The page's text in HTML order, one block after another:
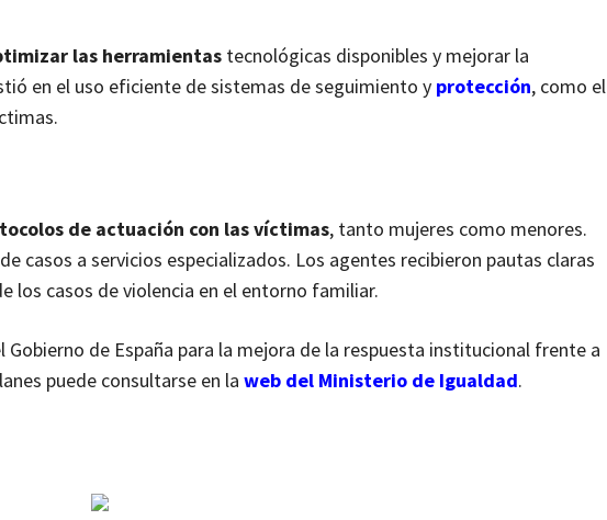
las herramientas tecnológicas disponibles y mejorar la
en el uso eficiente de sistemas de seguimiento y protección, como el
de actuación con las víctimas, tanto mujeres como menores.
casos a servicios especializados. Los agentes recibieron pautas claras
los casos de violencia en el entorno familiar.
de España para la mejora de la respuesta institucional frente a
puede consultarse en la web del Ministerio de Igualdad.